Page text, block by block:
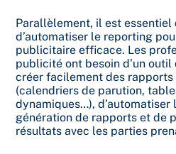
Parallèlement, il est
d’automatiser le reporting
publicitaire efficace. Les
publicité ont besoin d’un
créer facilement des rapports
(calendriers de parution,
dynamiques…), d’automatiser
génération de rapports et de
résultats avec les parties